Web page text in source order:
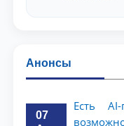
Анонсы
07
Есть